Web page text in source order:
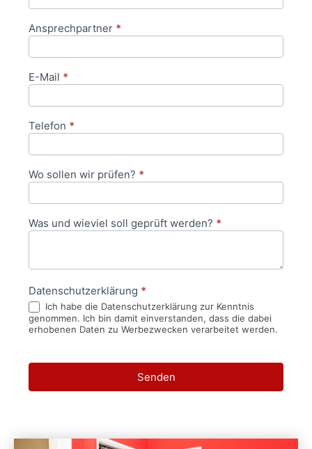
Ansprechpartner *
E-Mail *
Telefon *
Wo sollen wir prüfen? *
Was und wieviel soll geprüft werden? *
Datenschutzerklärung *
Ich habe die Datenschutzerklärung zur Kenntnis
genommen. Ich bin damit einverstanden, dass die dabei
erhobenen Daten zu Werbezwecken verarbeitet werden.
Senden